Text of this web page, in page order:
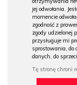
jej odwołania.
momencie
zgodność z
zgody udzielonej
przysługuje mi
sprostowania, do
danych, do